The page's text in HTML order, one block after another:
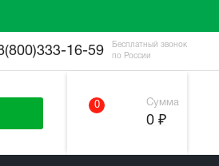
16-59
Бесплатный звонок
по России
0 Сумма
0 ₽